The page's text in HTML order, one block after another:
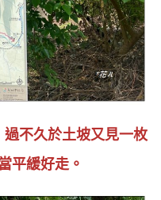
不久於土坡又見一枚
平緩好走。